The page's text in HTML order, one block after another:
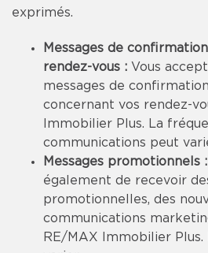
exprimés.
Messages de
rendez-vous : Vous
messages de
concernant vos rendez-
Immobilier Plus. La
communications peut
Messages promotionnels :
également de recevoir
promotionnelles, des
communications
RE/MAX Immobilier